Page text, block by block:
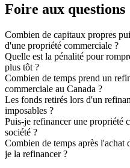
Foire aux questions
Combien de capitaux propres
d'une propriété commerciale ?
Quelle est la pénalité pour
plus tôt ?
Combien de temps prend un
commerciale au Canada ?
Les fonds retirés lors d'un
imposables ?
Puis-je refinancer une propriété
société ?
Combien de temps après
je la refinancer ?